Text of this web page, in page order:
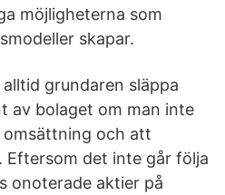
möjligheterna som
skapar.
grundaren släppa
av bolaget om man inte
omsättning och att
Eftersom det inte går följa
onoterade aktier på